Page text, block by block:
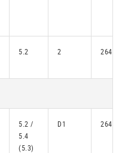
5.2 2 26431
5.2 /
5.4
(5.3)
D1 26431